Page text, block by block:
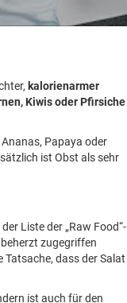
kalorienarmer
Kiwis oder Pfirsiche
Papaya oder
ist Obst als sehr
Liste der „Raw Food“-
zugegriffen
dass der Salat
ist auch für den